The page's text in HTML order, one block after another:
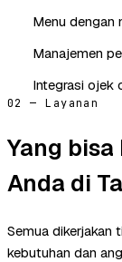
Menu dengan
Manajemen
Integrasi ojek
02 — Layanan
Yang
Anda di
Semua dikerjakan
kebutuhan dan